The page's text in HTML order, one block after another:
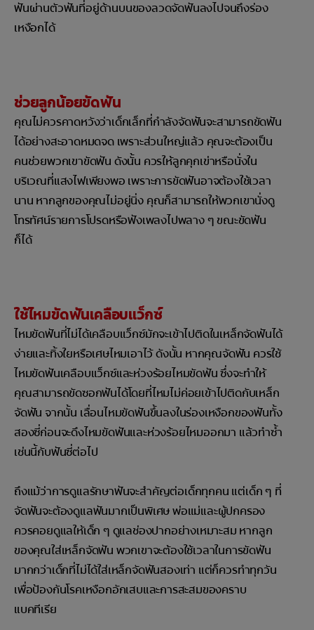
ฟันผ่านตัวฟันที่อยู่ด้านบนของลวดจัดฟันลงไปจนถึงร่อง
เหงือกได้
ช่วยลูกน้อยขัดฟัน
คุณไม่ควรคาดหวังว่าเด็กเล็กที่กำลังจัดฟันจะสามารถขัดฟัน
ได้อย่างสะอาดหมดจด เพราะส่วนใหญ่แล้ว คุณจะต้องเป็น
คนช่วยพวกเขาขัดฟัน ดังนั้น ควรให้ลูกคุกเข่าหรือนั่งใน
บริเวณที่แสงไฟเพียงพอ เพราะการขัดฟันอาจต้องใช้เวลา
นาน หากลูกของคุณไม่อยู่นิ่ง คุณก็สามารถให้พวกเขานั่งดู
โทรทัศน์รายการโปรดหรือฟังเพลงไปพลาง ๆ ขณะขัดฟัน
ก็ได้
ใช้ไหมขัดฟันเคลือบแว็กซ์
ไหมขัดฟันที่ไม่ได้เคลือบแว็กซ์มักจะเข้าไปติดในเหล็กจัดฟันได้
ง่ายและทิ้งใยหรือเศษไหมเอาไว้ ดังนั้น หากคุณจัดฟัน ควรใช้
ไหมขัดฟันเคลือบแว็กซ์และห่วงร้อยไหมขัดฟัน ซึ่งจะทำให้
คุณสามารถขัดซอกฟันได้โดยที่ไหมไม่ค่อยเข้าไปติดกับเหล็ก
จัดฟัน จากนั้น เลื่อนไหมขัดฟันขึ้นลงในร่องเหงือกของฟันทั้ง
สองซี่ก่อนจะดึงไหมขัดฟันและห่วงร้อยไหมออกมา แล้วทำซ้ำ
เช่นนี้กับฟันซี่ต่อไป
ถึงแม้ว่าการดูแลรักษาฟันจะสำคัญต่อเด็กทุกคน แต่เด็ก ๆ ที่
จัดฟันจะต้องดูแลฟันมากเป็นพิเศษ พ่อแม่และผู้ปกครอง
ควรคอยดูแลให้เด็ก ๆ ดูแลช่องปากอย่างเหมาะสม หากลูก
ของคุณใส่เหล็กจัดฟัน พวกเขาจะต้องใช้เวลาในการขัดฟัน
มากกว่าเด็กที่ไม่ได้ใส่เหล็กจัดฟันสองเท่า แต่ก็ควรทำทุกวัน
เพื่อป้องกันโรคเหงือกอักเสบและการสะสมของคราบ
แบคทีเรีย